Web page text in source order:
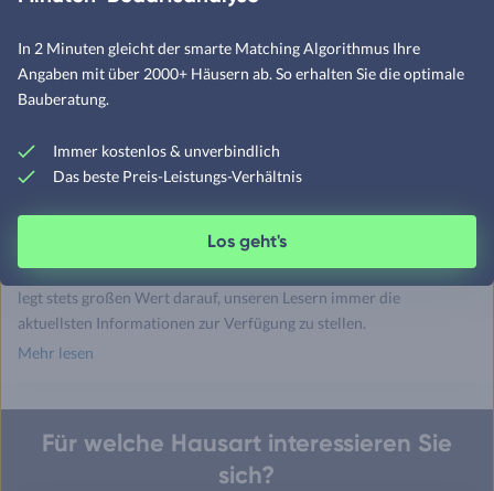
Celine Hausenstein
Redakteurin – Fachgebiet Baufinanzierung, Baurecht &
Celine hat schon viele Artikel für Fertighaus.de geschrieben und
legt stets großen Wert darauf, unseren Lesern immer die
aktuellsten Informationen zur Verfügung zu stellen.
Mehr lesen
Für welche Hausart interessieren Sie
sich?
In 2 Minuten gleicht der smarte Matching Algorithmus Ihre
Angaben mit über 2000+ Häusern ab. So erhalten Sie die optimale
Bauberatung.
Immer kostenlos & unverbindlich
Das beste Preis-Leistungs-Verhältnis
Los geht's